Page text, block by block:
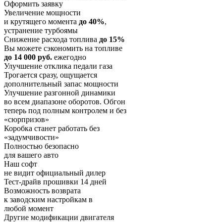
Оформить заявку
Увеличение мощности
и крутящего момента до 40%,
устранение турбоямы
Снижение расхода топлива до 15%
Вы можете сэкономить на топливе
до 14 000 руб. ежегодно
Улучшение отклика педали газа
Трогается сразу, ощущается
дополнительный запас мощности
Улучшение разгонной динамики
во всем диапазоне оборотов. Обгон
теперь под полным контролем и без
«сюрпризов»
Коробка станет работать без
«задумчивости»
Полностью безопасно
для вашего авто
Наш софт
не видит официальный дилер
Тест-драйв прошивки 14 дней
Возможность возврата
к заводским настройкам в
любой момент
Другие модификации двигателя